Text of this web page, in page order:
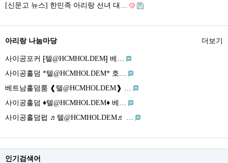
[신문고 뉴스] 한민족 아리랑 선녀 대…
아리랑 나눔마당
사이공포커 ⁅텔@HCMHOLDEM⁆ 베…
사이공홀덤 *텔@HCMHOLDEM* 호…
베트남홀덤룸 ❰텔@HCMHOLDEM❱ …
사이공홀덤 ♦텔@HCMHOLDEM♦ 베…
사이공홀덤펍 ♬텔@HCMHOLDEM♬ …
더보기
인기검색어